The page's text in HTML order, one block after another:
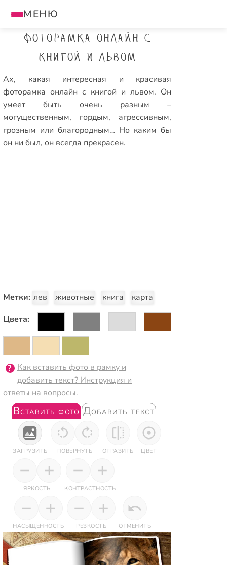
МЕНЮ
Фоторамка онлайн с
книгой и львом
Ах, какая интересная и красивая
фоторамка онлайн с книгой и львом. Он
умеет быть очень разным –
могущественным, гордым, агрессивным,
грозным или благородным… Но каким бы
он ни был, он всегда прекрасен.
Метки: лев животные книга
карта
Цвета:
Как вставить фото в рамку и
добавить текст? Инструкция и
ответы на вопросы.
Вставить фото Добавить текст
ЗАГРУЗИТЬ ПОВЕРНУТЬ ОТРАЗИТЬ ЦВЕТ
ЯРКОСТЬ КОНТРАСТНОСТЬ
НАСЫЩЕННОСТЬ РЕЗКОСТЬ ОТМЕНИТЬ